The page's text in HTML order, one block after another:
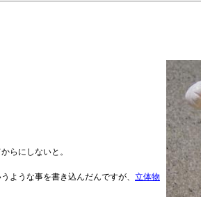
らにしないと。
ような事を書き込んだんですが、 立体物